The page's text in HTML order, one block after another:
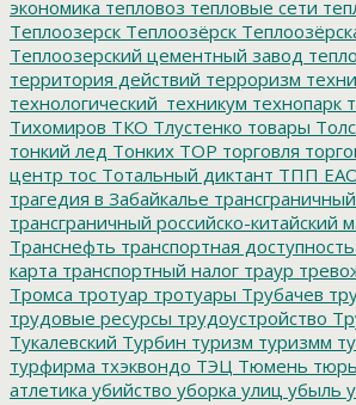
экономика тепловоз тепловые сети
Теплоозерск Теплоозёрск
Теплоозерский цементный завод
территория действий терроризм
технологический_техникум технопарк
Тихомиров ТКО Тлустенко товары
тонкий лед Тонких ТОР торговля
центр тос Тотальный диктант ТПП
трагедия в Забайкалье
трансграничный российско-китайский
Транснефть транспортная доступность
карта транспортный налог траур
Тромса тротуар тротуары Трубачев
трудовые ресурсы трудоустройство
Тукалевский Турбин туризм туризмм
турфирма тхэквондо ТЭЦ Тюмень
атлетика убийство уборка улиц убыль